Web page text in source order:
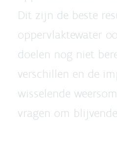
Dit zijn de beste
oppervlaktewater
doelen nog niet
verschillen en de
wisselende
vragen om